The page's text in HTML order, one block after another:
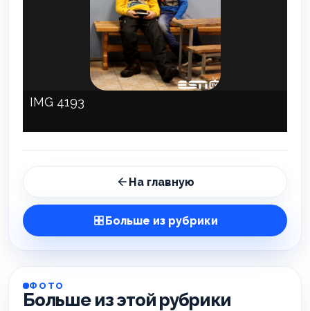
IMG 4193
На главную
Больше из рубрики
ФОТО
Больше из этой рубрики